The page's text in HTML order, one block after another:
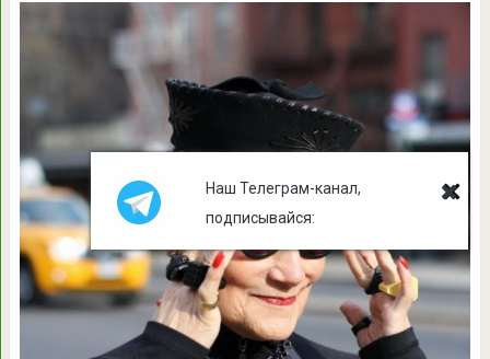
Наш Телеграм-канал,
подписывайся: